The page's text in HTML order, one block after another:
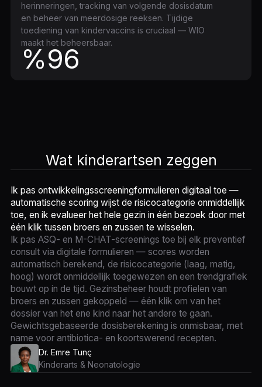
herinneringen, tracking van volgende dosisdatum
en beheer van meerdosige reeksen. Tijdige
toediening van kindervaccins is cruciaal — WIO
maakt het beheersbaar.
%96
Wat kinderartsen zeggen
Ik pas ontwikkelingsscreeningformulieren digitaal toe —
automatische scoring wijst de risicocategorie onmiddellijk
toe, en ik evalueer het hele gezin in één bezoek door met
één klik tussen broers en zussen te wisselen.
Ik pas ASQ- en M-CHAT-screenings toe bij elk preventief
consult via digitale formulieren — scores worden
automatisch berekend, de risicocategorie (laag, matig,
hoog) wordt onmiddellijk toegewezen en een trendgrafiek
bouwt op in de tijd. Gezinsbeheer houdt profielen van
broers en zussen gekoppeld — één klik om van het
dossier van het ene kind naar het andere te gaan.
Gewichtsgebaseerde dosisberekening is onmisbaar, met
name voor antibiotica- en koortswerend recepten.
Dr. Emre Tunç
Kinderarts & Neonatologie